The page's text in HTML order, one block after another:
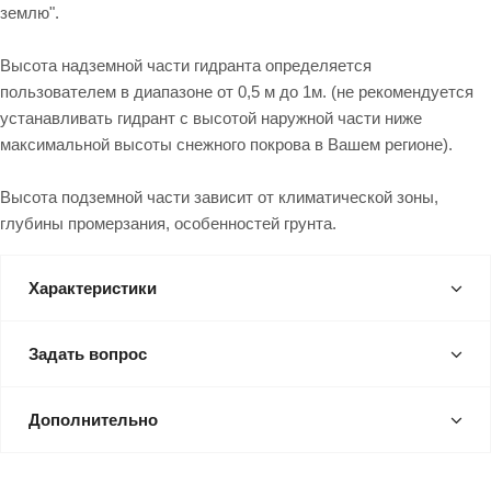
землю".
Высота надземной части гидранта определяется
пользователем в диапазоне от 0,5 м до 1м. (не рекомендуется
устанавливать гидрант с высотой наружной части ниже
максимальной высоты снежного покрова в Вашем регионе).
Высота подземной части зависит от климатической зоны,
глубины промерзания, особенностей грунта.
Характеристики
Задать вопрос
Дополнительно